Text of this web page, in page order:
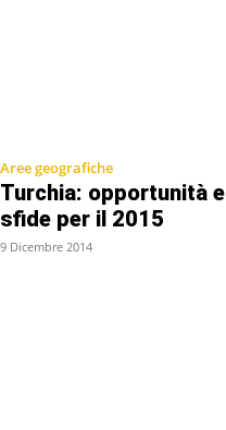
Aree geografiche
Turchia: opportunità e
sfide per il 2015
9 Dicembre 2014